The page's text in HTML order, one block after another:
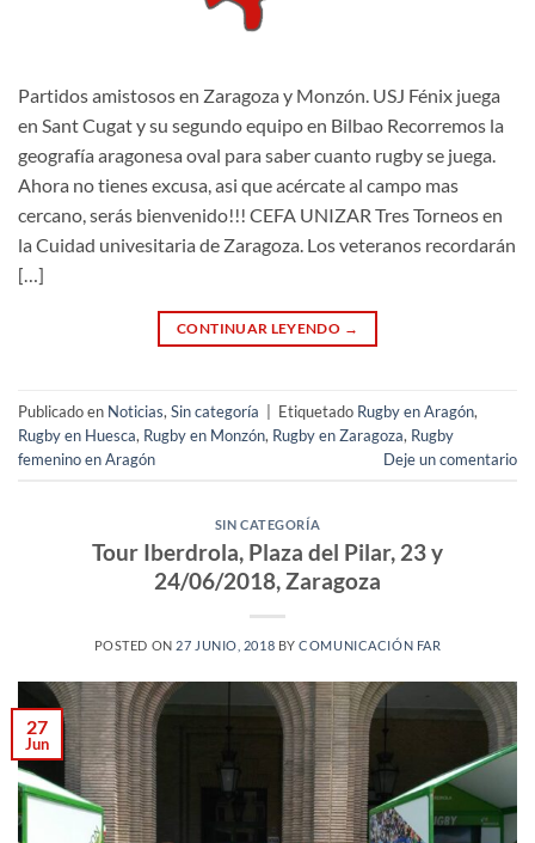
Partidos amistosos en Zaragoza y Monzón. USJ Fénix juega
en Sant Cugat y su segundo equipo en Bilbao Recorremos la
geografía aragonesa oval para saber cuanto rugby se juega.
Ahora no tienes excusa, asi que acércate al campo mas
cercano, serás bienvenido!!! CEFA UNIZAR Tres Torneos en
la Cuidad univesitaria de Zaragoza. Los veteranos recordarán
[…]
CONTINUAR LEYENDO →
Publicado en Noticias, Sin categoría Etiquetado Rugby en Aragón,
Rugby en Huesca, Rugby en Monzón, Rugby en Zaragoza, Rugby
femenino en Aragón
Deje un comentario
SIN CATEGORÍA
Tour Iberdrola, Plaza del Pilar, 23 y
24/06/2018, Zaragoza
POSTED ON 27 JUNIO, 2018 BYCOMUNICACIÓN FAR
27
Jun